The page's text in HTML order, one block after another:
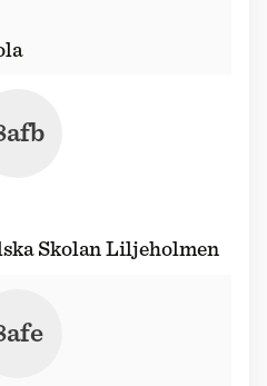
Skolan Liljeholmen